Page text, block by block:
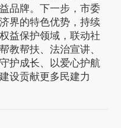
品牌。下一步，市委
界的特色优势，持续
益保护领域，联动社
教帮扶、法治宣讲、
护成长、以爱心护航
设贡献更多民建力